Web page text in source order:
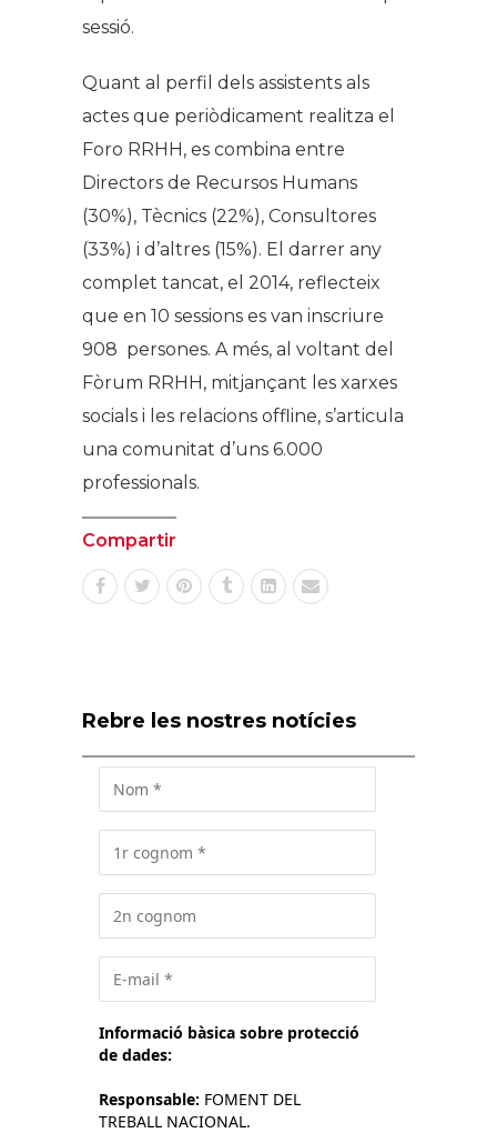
sessió.
Quant al perfil dels assistents als
actes que periòdicament realitza el
Foro RRHH, es combina entre
Directors de Recursos Humans
(30%), Tècnics (22%), Consultores
(33%) i d’altres (15%). El darrer any
complet tancat, el 2014, reflecteix
que en 10 sessions es van inscriure
908 persones. A més, al voltant del
Fòrum RRHH, mitjançant les xarxes
socials i les relacions offline, s’articula
una comunitat d’uns 6.000
professionals.
Compartir
Rebre les nostres notícies
Informació bàsica sobre protecció
de dades:
Responsable: FOMENT DEL
TREBALL NACIONAL.